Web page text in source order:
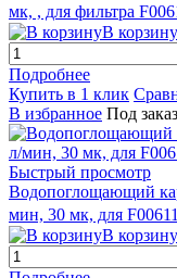
мк, , для фильтра
В корзину
Подробнее
Купить в 1 клик
В избранное Под заказ
Быстрый просмотр
Водопоглощающий
мин, 30 мк, для
В корзину